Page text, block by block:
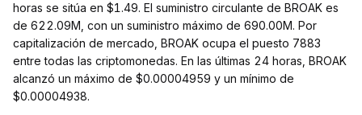
horas se sitúa en $1.49. El suministro circulante de BROAK es
de 622.09M, con un suministro máximo de 690.00M. Por
capitalización de mercado, BROAK ocupa el puesto 7883
entre todas las criptomonedas. En las últimas 24 horas, BROAK
alcanzó un máximo de $0.00004959 y un mínimo de
$0.00004938.